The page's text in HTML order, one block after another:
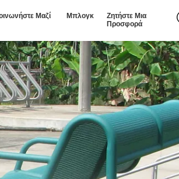
Μαζί
Μπλογκ
Ζητήστε Μια
Προσφορά